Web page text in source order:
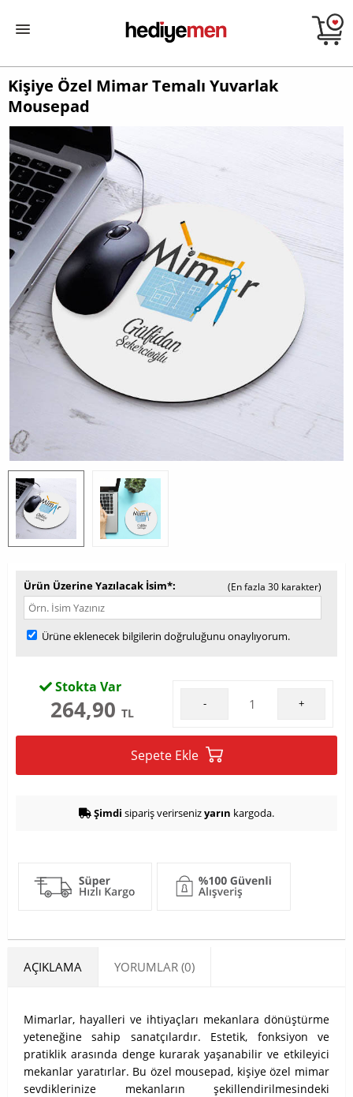
Kişiye Özel Mimar Temalı Yuvarlak
Mousepad
Ürün Üzerine Yazılacak İsim* (En fazla 30 karakter)
Ürüne eklenecek bilgilerin doğruluğunu onaylıyorum.
Stokta Var
264,90 TL
- +
Sepete Ekle
Şimdi sipariş verirsenizyarın kargoda.
AÇIKLAMA YORUMLAR (0)
Mimarlar, hayalleri ve ihtiyaçları mekanlara dönüştürme
yeteneğine sahip sanatçılardır. Estetik, fonksiyon ve
pratiklik arasında denge kurarak yaşanabilir ve etkileyici
mekanlar yaratırlar. Bu özel mousepad, kişiye özel mimar
sevdiklerinize mekanların şekillendirilmesindeki